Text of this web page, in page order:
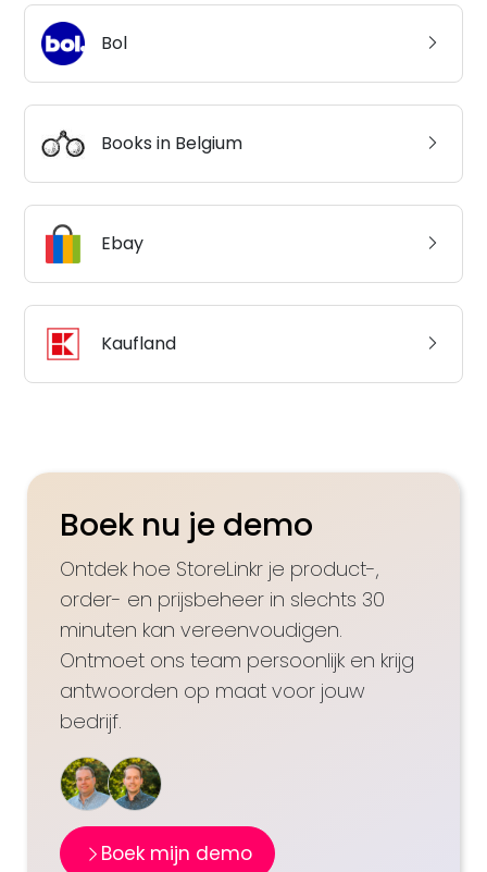
Bol
Books in Belgium
Ebay
Kaufland
Boek nu je demo
Ontdek hoe StoreLinkr je product-,
order- en prijsbeheer in slechts 30
minuten kan vereenvoudigen.
Ontmoet ons team persoonlijk en krijg
antwoorden op maat voor jouw
bedrijf.
Boek mijn demo